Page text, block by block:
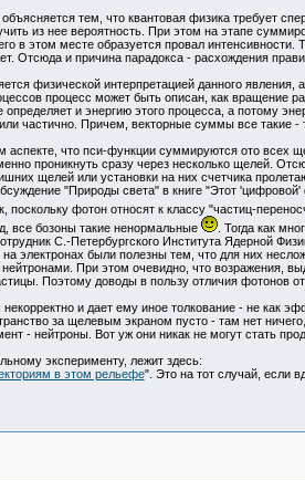
тем, что квантовая физика требует
из нее вероятность. При этом на этапе
в этом месте образуется провал
Отсюда и причина парадокса - расхождения
физической интерпретацией данного явления,
процесс может быть описан, как вращение
и энергию этого процесса, а потому
частично. Причем, векторные суммы все такие
что пси-функции суммируются ото всех
проникнуть сразу через несколько щелей.
щелей или установки на них счетчика
"Природы света" в книге "Этот 'цифровой'
фотон относят к классу "частиц-
все бозоны такие ненормальные
. Тогда как
С.-Петербургского Института Ядерной
электронах были полезны тем, что для них
При этом очевидно, что возражения,
Поэтому доводы в пользу отличия фотонов
и дает ему иное толкование - не как
за щелевым экраном пусто - там нет
- нейтроны. Вот уж они никак не могут стать
эксперименту, лежит здесь:
в этом рельефе". Это на тот случай, если